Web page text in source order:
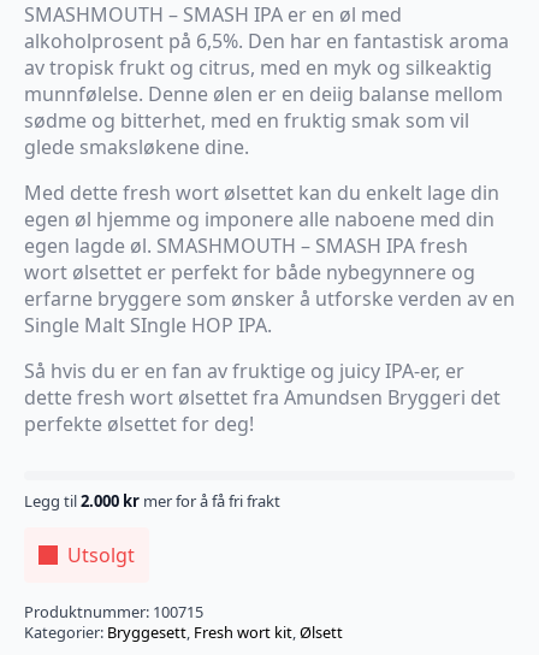
SMASHMOUTH – SMASH IPA er en øl med
alkoholprosent på 6,5%. Den har en fantastisk aroma
av tropisk frukt og citrus, med en myk og silkeaktig
munnfølelse. Denne ølen er en deiig balanse mellom
sødme og bitterhet, med en fruktig smak som vil
glede smaksløkene dine.
Med dette fresh wort ølsettet kan du enkelt lage din
egen øl hjemme og imponere alle naboene med din
egen lagde øl. SMASHMOUTH – SMASH IPA fresh
wort ølsettet er perfekt for både nybegynnere og
erfarne bryggere som ønsker å utforske verden av en
Single Malt SIngle HOP IPA.
Så hvis du er en fan av fruktige og juicy IPA-er, er
dette fresh wort ølsettet fra Amundsen Bryggeri det
perfekte ølsettet for deg!
Legg til2.000 kr mer for å få fri frakt
Utsolgt
Produktnummer: 100715
Kategorier: Bryggesett, Fresh wort kit,Ølsett